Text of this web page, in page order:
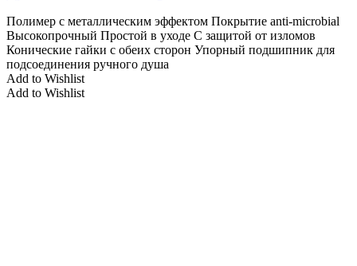
Полимер с металлическим эффектом Покрытие anti-microbial
Высокопрочный Простой в уходе С защитой от изломов
Конические гайки с обеих сторон Упорный подшипник для
подсоединения ручного душа
Add to Wishlist
Add to Wishlist